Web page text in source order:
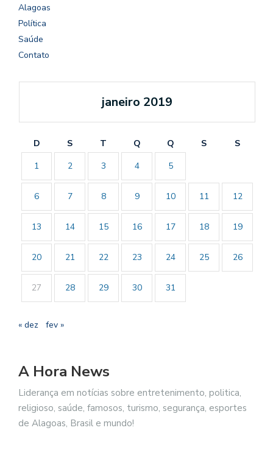
Alagoas
Política
Saúde
Contato
janeiro 2019
D S T Q Q S
S
1
2 3 4 5
6 7 8 9 10 11 12
13 14 15 16 17 18 19
20 21 22 23 24 25 26
27 28 29 30 31
« dez fev »
A Hora News
Liderança em notícias sobre entretenimento, politica,
religioso, saúde, famosos, turismo, segurança, esportes
de Alagoas, Brasil e mundo!